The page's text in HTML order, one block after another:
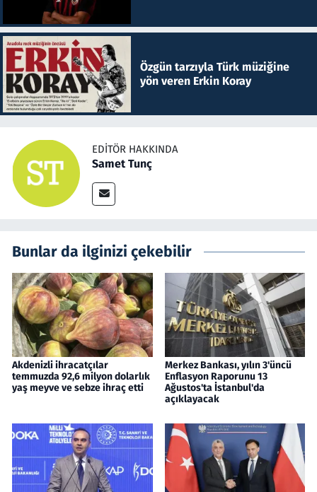
Özgün tarzıyla Türk müziğine
yön veren Erkin Koray
EDITÖR HAKKINDA
Samet Tunç
Bunlar da ilginizi çekebilir
Akdenizli ihracatçılar
temmuzda 92,6 milyon dolarlık
yaş meyve ve sebze ihraç etti
Merkez Bankası, yılın 3'üncü
Enflasyon Raporunu 13
Ağustos'ta İstanbul'da
açıklayacak